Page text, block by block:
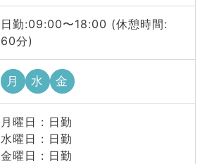
日勤:09:00〜18:00 (休憩時間:
60分)
月 水 金
月曜日 : 日勤
水曜日 : 日勤
金曜日 : 日勤